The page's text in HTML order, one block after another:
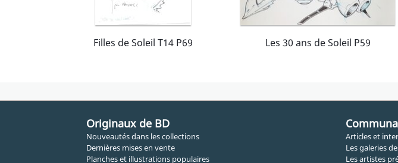
Filles de Soleil T14 P69 Les 30 ans de Soleil P59
Originaux de BD
Nouveautés dans les collections
Dernières mises en vente
Planches et illustrations populaires
Articles et
Les galeries
Les artistes